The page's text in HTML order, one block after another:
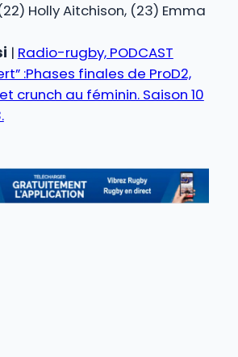
Holly Aitchison, (23) Emma
| Radio-rugby, PODCAST
:Phases finales de ProD2,
crunch au féminin. Saison 10